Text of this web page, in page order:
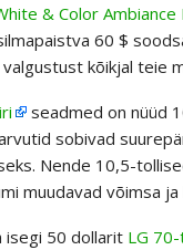
& Color
60 $
kõikjal teie
seadmed on nüüd
sobivad
Nende 10,5-
muudavad võimsa ja
isegi 50 dollarit LG